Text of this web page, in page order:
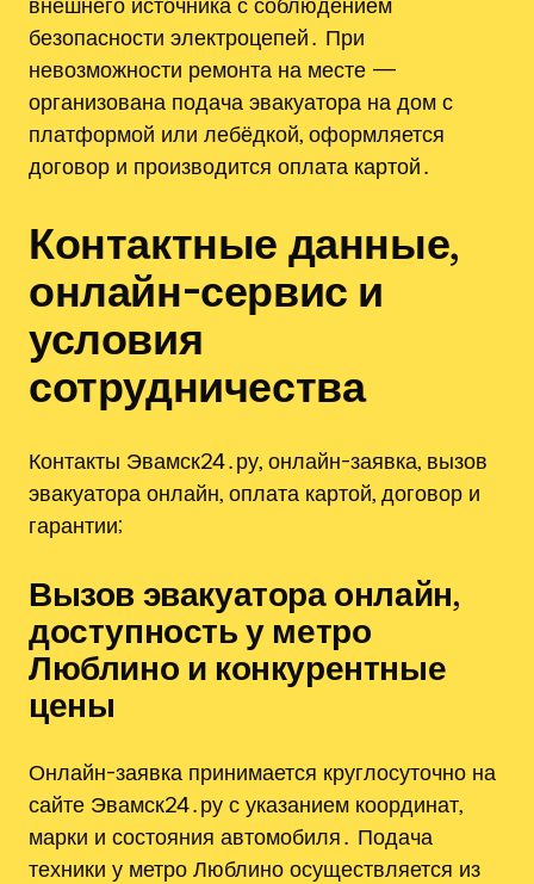
безопасности электроцепей․ При
невозможности ремонта на месте —
организована подача эвакуатора на дом с
платформой или лебёдкой, оформляется
договор и производится оплата картой․
Контактные данные,
онлайн-сервис и
условия
сотрудничества
Контакты Эвамск24․ру, онлайн-заявка, вызов
эвакуатора онлайн, оплата картой, договор и
гарантии;
Вызов эвакуатора онлайн,
доступность у метро
Люблино и конкурентные
цены
Онлайн-заявка принимается круглосуточно на
сайте Эвамск24․ру с указанием координат,
марки и состояния автомобиля․ Подача
техники у метро Люблино осуществляется из